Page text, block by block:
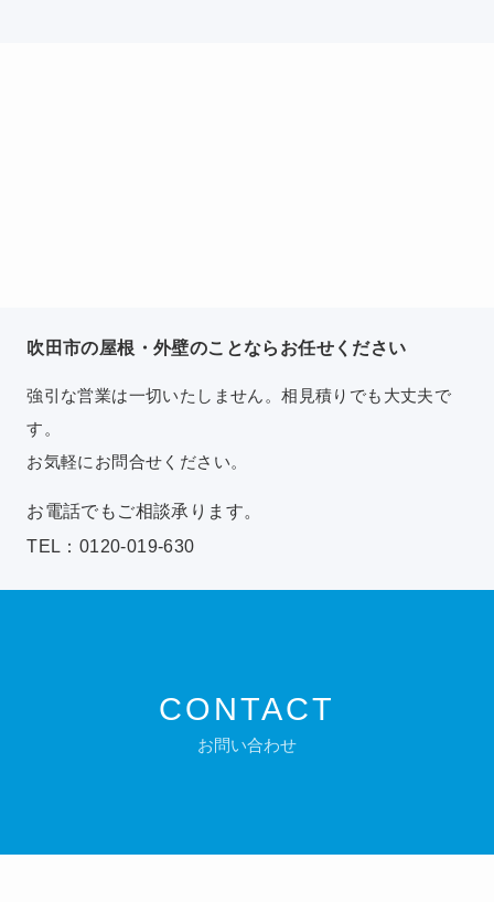
吹田市の屋根・外壁のことならお任せください
強引な営業は一切いたしません。相見積りでも大丈夫で
す。
お気軽にお問合せください。
お電話でもご相談承ります。
TEL：0120-019-630
CONTACT
お問い合わせ